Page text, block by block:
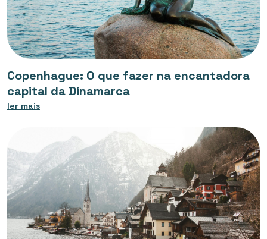
Copenhague: O que fazer na encantadora
capital da Dinamarca
ler mais